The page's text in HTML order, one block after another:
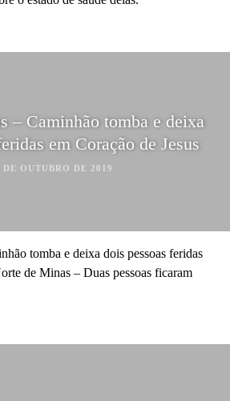
– Caminhão tomba e deixa
em Coração de Jesus
DE OUTUBRO DE 2019
tomba e deixa dois pessoas feridas
de Minas – Duas pessoas ficaram